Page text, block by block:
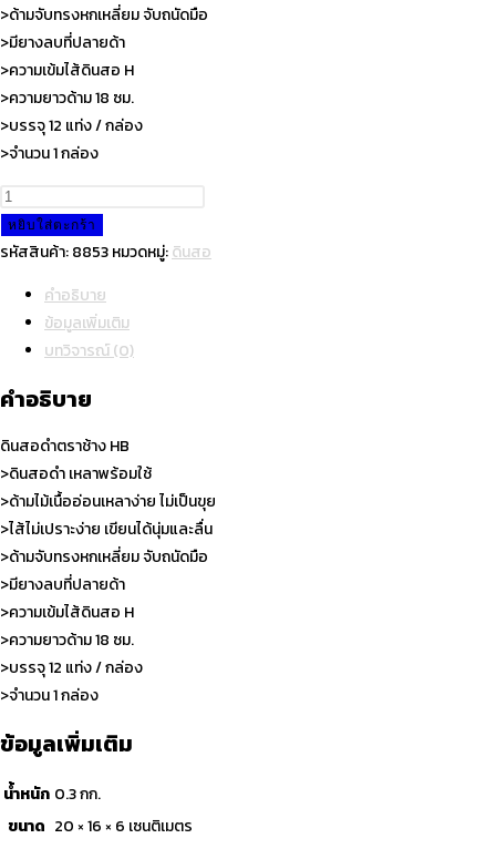
>ด้ามจับทรงหกเหลี่ยม จับถนัดมือ
>มียางลบที่ปลายด้า
>ความเข้มไส้ดินสอ H
>ความยาวด้าม 18 ซม.
>บรรจุ 12 แท่ง / กล่อง
>จำนวน 1 กล่อง
จำนวน
ดินสอ
ดำ
หยิบใส่ตะกร้า
รหัสสินค้า:8853หมวดหมู่:ดินสอ
คำอธิบาย
ข้อมูลเพิ่มเติม
บทวิจารณ์ (0)
คำอธิบาย
ดินสอดำตราช้าง HB
>ดินสอดำ เหลาพร้อมใช้
>ด้ามไม้เนื้ออ่อนเหลาง่าย ไม่เป็นขุย
>ไส้ไม่เปราะง่าย เขียนได้นุ่มและลื่น
>ด้ามจับทรงหกเหลี่ยม จับถนัดมือ
>มียางลบที่ปลายด้า
>ความเข้มไส้ดินสอ H
>ความยาวด้าม 18 ซม.
>บรรจุ 12 แท่ง / กล่อง
>จำนวน 1 กล่อง
ข้อมูลเพิ่มเติม
น้ำหนัก 0.3 กก.
ขนาด 20 × 16 × 6 เซนติเมตร